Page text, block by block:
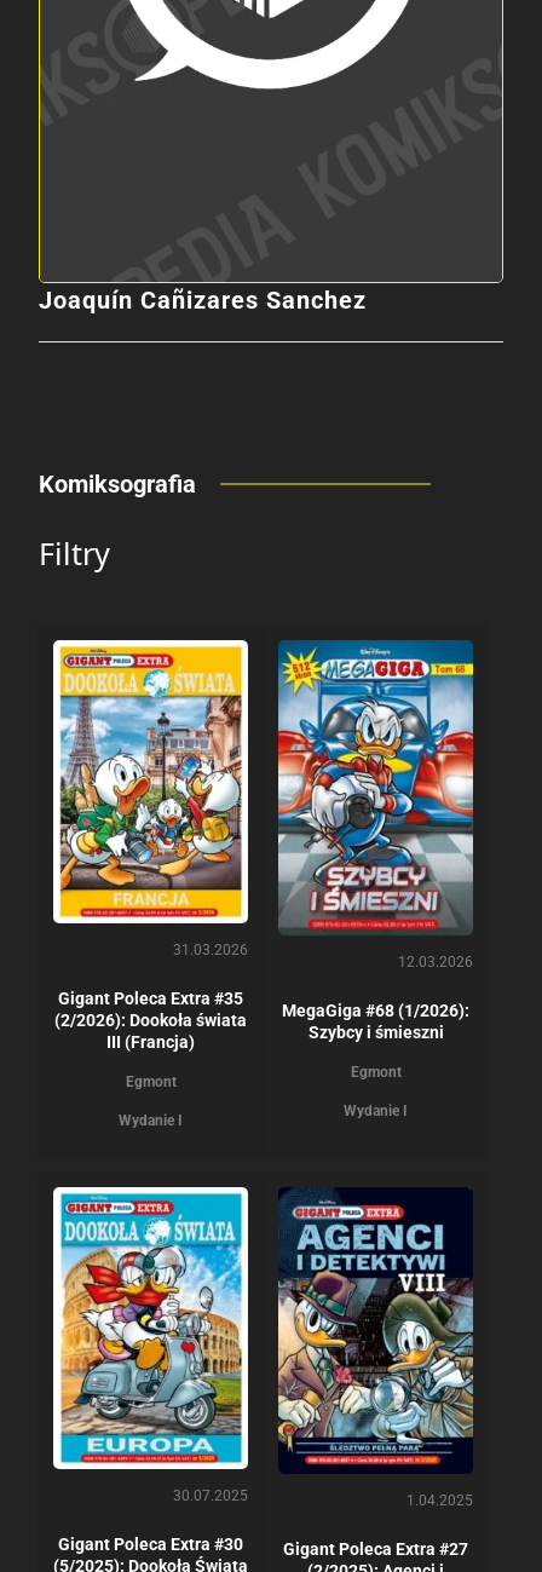
Joaquín Cañizares Sanchez
Komiksografia
Filtry
31.03.2026
Gigant Poleca Extra #35
(2/2026): Dookoła świata
III (Francja)
Egmont
Wydanie I
12.03.2026
MegaGiga #68 (1/2026):
Szybcy i śmieszni
Egmont
Wydanie I
30.07.2025
Gigant Poleca Extra #30
(5/2025): Dookoła Świata
1.04.2025
Gigant Poleca Extra #27